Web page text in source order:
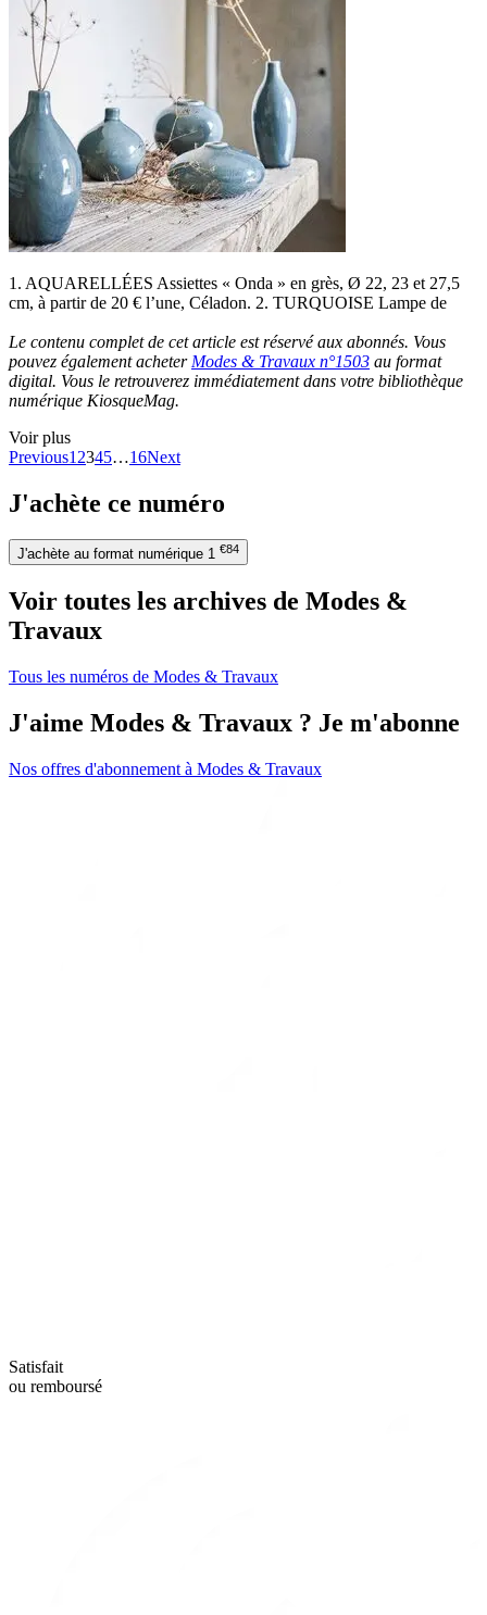
1. AQUARELLÉES Assiettes « Onda » en grès, Ø 22, 23 et 27,5
cm, à partir de 20 € l’une, Céladon. 2. TURQUOISE Lampe de
Le contenu complet de cet article est réservé aux abonnés. Vous
pouvez également acheter Modes & Travaux n°1503 au format
digital. Vous le retrouverez immédiatement dans votre bibliothèque
numérique KiosqueMag.
Voir plus
Previous1 2345…16Next
J'achète ce numéro
J'achète au format numérique 1 €84
Voir toutes les archives de Modes &
Travaux
Tous les numéros de Modes & Travaux
J'aime Modes & Travaux ? Je m'abonne
Nos offres d'abonnement à Modes & Travaux
Satisfait
ou remboursé